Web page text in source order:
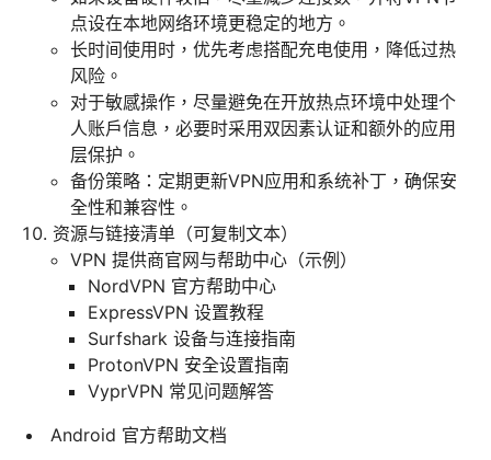
点设在本地网络环境更稳定的地方。
长时间使用时，优先考虑搭配充电使用，降低过热
风险。
对于敏感操作，尽量避免在开放热点环境中处理个
人账户信息，必要时采用双因素认证和额外的应用
层保护。
备份策略：定期更新VPN应用和系统补丁，确保安
全性和兼容性。
资源与链接清单（可复制文本）
VPN 提供商官网与帮助中心（示例）
NordVPN 官方帮助中心
ExpressVPN 设置教程
Surfshark 设备与连接指南
ProtonVPN 安全设置指南
VyprVPN 常见问题解答
Android 官方帮助文档